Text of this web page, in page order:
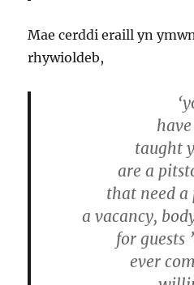
Mae cerddi eraill yn
rhywioldeb,
taught
are a
that need a
a vacancy,
for guests
ever